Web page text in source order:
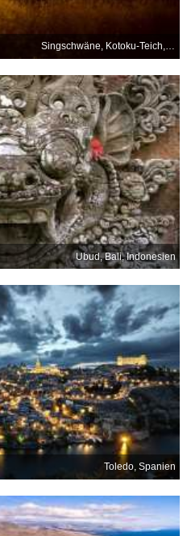
Singschwäne, Kotoku-Teich, Japan
Ubud, Bali, Indonesien
Toledo, Spanien